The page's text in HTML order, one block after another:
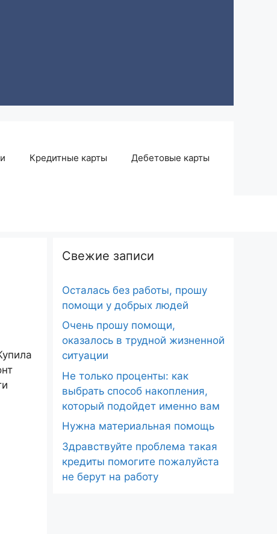
Кредитные карты Дебетовые карты
Свежие записи
Осталась без работы, прошу
помощи у добрых людей
Очень прошу помощи,
оказалось в трудной жизненной
ситуации
Не только проценты: как
выбрать способ накопления,
который подойдет именно вам
Нужна материальная помощь
Здравствуйте проблема такая
кредиты помогите пожалуйста
не берут на работу